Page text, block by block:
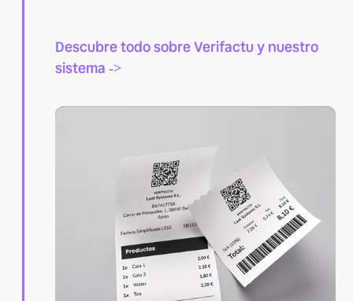
Descubre todo sobre Verifactu y nuestro
sistema->